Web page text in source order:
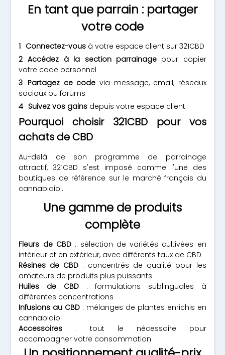
En tant que parrain : partager
votre code
Connectez-vous à votre espace client sur 321CBD
Accédez à la section parrainagepour copier
votre code personnel
Partagez ce code via message, email, réseaux
sociaux ou forums
Suivez vos gains depuis votre espace client
Pourquoi choisir 321CBD pour vos
achats de CBD
Au-delà de son programme de parrainage
attractif, 321CBD s'est imposé comme l'une des
boutiques de référence sur le marché français du
cannabidiol.
Une gamme de produits
complète
Fleurs de CBD: sélection de variétés cultivées en
intérieur et en extérieur, avec différents taux de CBD
Résines de CBD : concentrés de qualité pour les
amateurs de produits plus puissants
Huiles de CBD: formulations sublinguales à
différentes concentrations
Infusions au CBD : mélanges de plantes enrichis en
cannabidiol
Accessoires : tout le nécessaire pour
accompagner votre consommation